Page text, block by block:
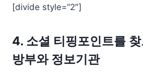
[divide style=”2″]
4. 소셜 티핑포인트를
방부와 정보기관